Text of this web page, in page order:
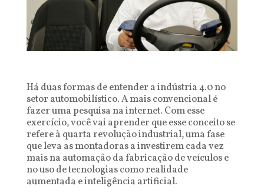
Há duas formas de entender a indústria 4.0 no
setor automobilístico. A mais convencional é
fazer uma pesquisa na internet. Com esse
exercício, você vai aprender que esse conceito se
refere à quarta revolução industrial, uma fase
que leva as montadoras a investirem cada vez
mais na automação da fabricação de veículos e
no uso de tecnologias como realidade
aumentada e inteligência artificial.